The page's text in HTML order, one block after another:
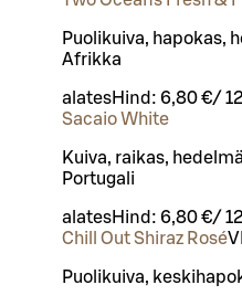
Puolikuiva, hapokas,
Afrikka
alatesHind: 6,80 €/
Sacaio White
Kuiva, raikas,
Portugali
alatesHind: 6,80 €/
Chill Out Shiraz Rosé
Puolikuiva,